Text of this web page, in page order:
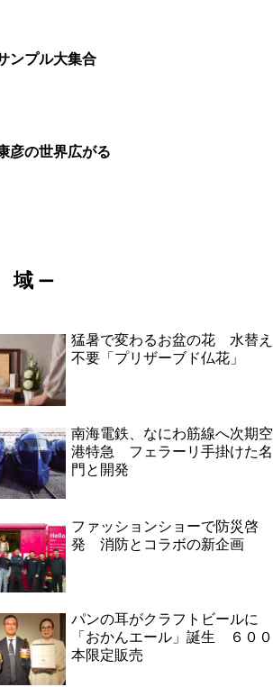
ンプル大集合
彦の世界広がる
域 ー
猛暑で変わるお盆の花 水替え
不要「プリザーブド仏花」
南海電鉄、なにわ筋線へ次期空
港特急 フェラーリ手掛けた名
門と開発
ファッションショーで防災啓
発 消防とコラボの新企画
パンの耳がクラフトビールに
「おかんエール」誕生 ６００
本限定販売